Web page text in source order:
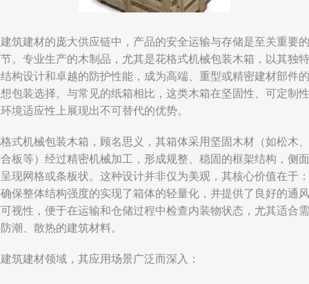
筑建材的庞大供应链中，产品的安全运输与存储是至关重要的
。专业生产的木制品，尤其是花格式机械包装木箱，以其独特
构设计和卓越的防护性能，成为高端、重型或精密建材部件的
包装选择。与常见的纸箱相比，这类木箱在坚固性、可定制性
境适应性上展现出不可替代的优势。
式机械包装木箱，顾名思义，其箱体采用坚固木材（如松木、
板等）经过精密机械加工，形成规整、稳固的框架结构，侧面
现网格或条板状。这种设计并非仅为美观，其核心价值在于：
保整体结构强度的实现了箱体的轻量化，并提供了良好的通风
视性，便于在运输和仓储过程中检查内装物状态，尤其适合需
潮、散热的建筑材料。
筑建材领域，其应用场景广泛而深入：